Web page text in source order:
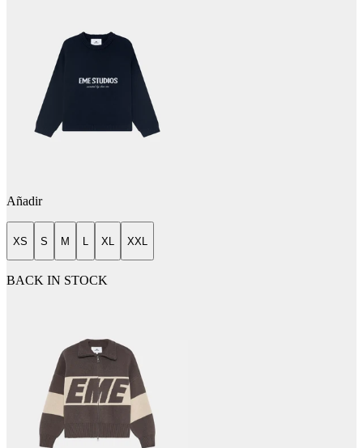
Añadir
XS S M L XL XXL
BACK IN STOCK